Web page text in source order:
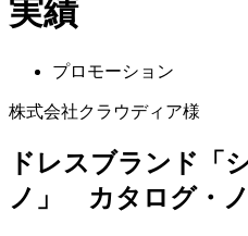
実績
プロモーション
株式会社クラウディア様
ドレスブランド「
ノ」 カタログ・